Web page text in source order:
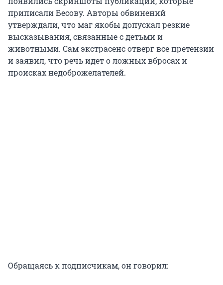
приписали Бесову. Авторы обвинений
утверждали, что маг якобы допускал резкие
высказывания, связанные с детьми и
животными. Сам экстрасенс отверг все претензии
и заявил, что речь идет о ложных вбросах и
происках недоброжелателей.
Обращаясь к подписчикам, он говорил: